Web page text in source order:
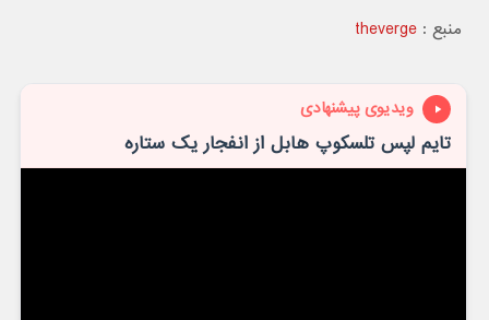
منبع :theverge
ویدیوی پیشنهادی
تایم لپس تلسکوپ هابل از انفجار یک ستاره